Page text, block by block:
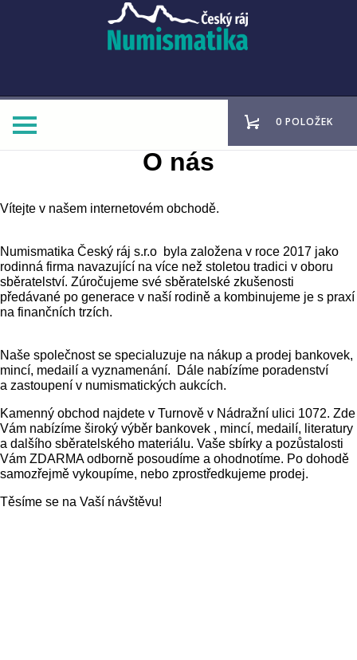
0 POLOŽEK
O nás
Vítejte v našem internetovém obchodě.
Numismatika Český ráj s.r.o byla založena v roce 2017 jako
rodinná firma navazující na více než stoletou tradici v oboru
sběratelství. Zúročujeme své sběratelské zkušenosti
předávané po generace v naší rodině a kombinujeme je s praxí
na finančních trzích.
Naše společnost se specialuzuje na nákup a prodej bankovek,
mincí, medailí a vyznamenání. Dále nabízíme poradenství
a zastoupení v numismatických aukcích.
Kamenný obchod najdete v Turnově v Nádražní ulici 1072. Zde
Vám nabízíme široký výběr bankovek , mincí, medailí, literatury
a dalšího sběratelského materiálu. Vaše sbírky a pozůstalosti
Vám ZDARMA odborně posoudíme a ohodnotíme. Po dohodě
samozřejmě vykoupíme, nebo zprostředkujeme prodej.
Těsíme se na Vaší návštěvu!